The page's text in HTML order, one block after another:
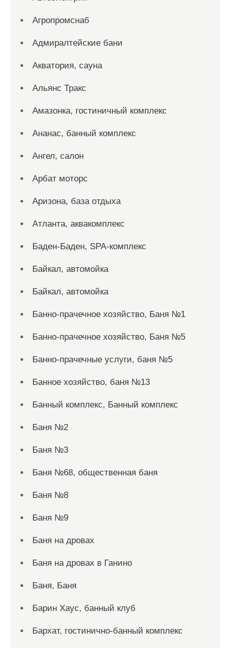
Агропромснаб
Адмиралтейские бани
Акватория, сауна
Альянс Тракс
Амазонка, гостиничный комплекс
Ананас, банный комплекс
Ангел, салон
Арбат моторс
Аризона, база отдыха
Атланта, аквакомплекс
Баден-Баден, SPA-комплекс
Байкал, автомойка
Байкал, автомойка
Банно-прачечное хозяйство, Баня №1
Банно-прачечное хозяйство, Баня №5
Банно-прачечные услуги, баня №5
Банное хозяйство, баня №13
Банный комплекс, Банный комплекс
Баня №2
Баня №3
Баня №68, общественная баня
Баня №8
Баня №9
Баня на дровах
Баня на дровах в Ганино
Баня, Баня
Барин Хаус, банный клуб
Бархат, гостинично-банный комплекс